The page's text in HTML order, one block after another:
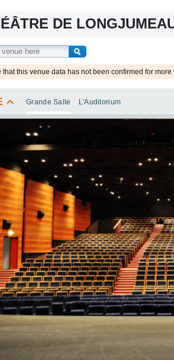
DE
that this venue data has not been confirmed for more
keyboard_arrow_up Grande Salle L'Auditorium